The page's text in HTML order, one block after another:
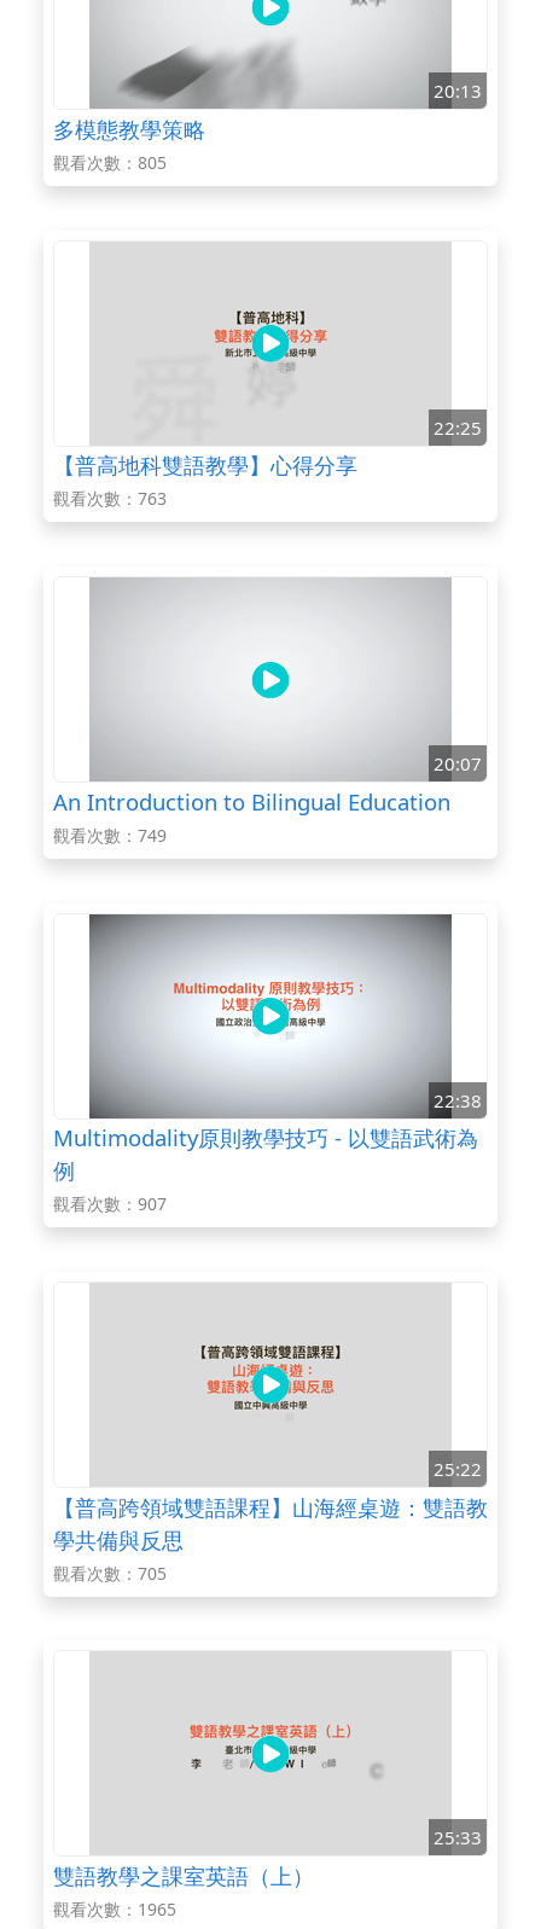
20:13
多模態教學策略
觀看次數：805
22:25
【普高地科雙語教學】心得分享
觀看次數：763
20:07
An Introduction to Bilingual Education
觀看次數：749
22:38
Multimodality原則教學技巧 - 以雙語武術為
例
觀看次數：907
25:22
【普高跨領域雙語課程】山海經桌遊：雙語教
學共備與反思
觀看次數：705
25:33
雙語教學之課室英語（上）
觀看次數：1965